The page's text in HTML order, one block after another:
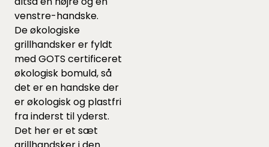
venstre-handske.
De økologiske
grillhandsker er fyldt
med GOTS certificeret
økologisk bomuld, så
det er en handske der
er økologisk og plastfri
fra inderst til yderst.
Det her er et sæt